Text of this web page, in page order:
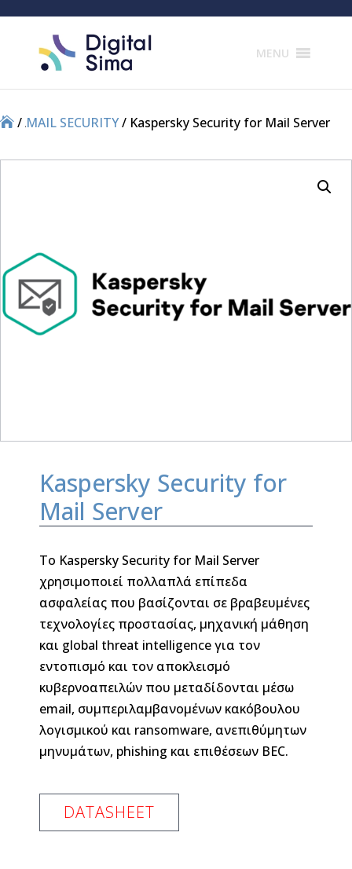
MENU
//MAIL SECURITY/ Kaspersky Security for Mail Server
Kaspersky Security for
Mail Server
Το Kaspersky Security for Mail Server
χρησιμοποιεί πολλαπλά επίπεδα
ασφαλείας που βασίζονται σε βραβευμένες
τεχνολογίες προστασίας, μηχανική μάθηση
και global threat intelligence για τον
εντοπισμό και τον αποκλεισμό
κυβερνοαπειλών που μεταδίδονται μέσω
email, συμπεριλαμβανομένων κακόβουλου
λογισμικού και ransomware, ανεπιθύμητων
μηνυμάτων, phishing και επιθέσεων BEC.
DATASHEET